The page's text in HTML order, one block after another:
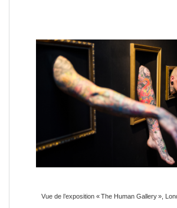
Vue de l’exposition « The Human Gallery »,